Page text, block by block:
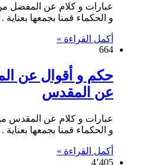
عبارات و كلام عن المفضل
و الحكماء قمنا بجمعها بعناية
أكمل القراءة »
664
عن المقدس
عبارات و كلام عن المقدس
و الحكماء قمنا بجمعها بعناية
أكمل القراءة »
4٬405